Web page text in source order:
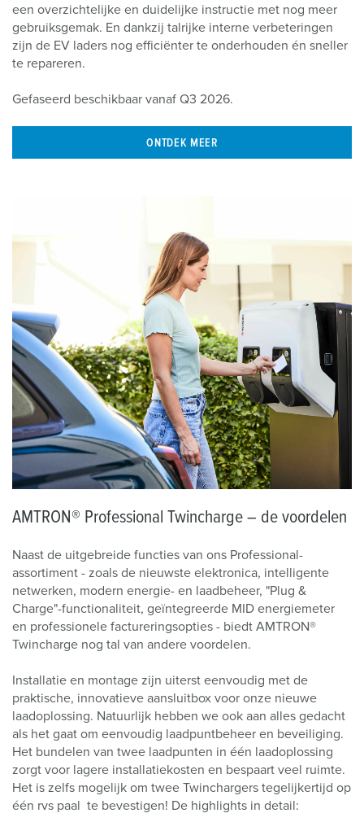
een overzichtelijke en duidelijke instructie met nog meer
gebruiksgemak. En dankzij talrijke interne verbeteringen
zijn de EV laders nog efficiënter te onderhouden én sneller
te repareren.
Gefaseerd beschikbaar vanaf Q3 2026.
ONTDEK MEER
AMTRON® Professional Twincharge – de voordelen
Naast de uitgebreide functies van ons Professional-
assortiment - zoals de nieuwste elektronica, intelligente
netwerken, modern energie- en laadbeheer, "Plug &
Charge"-functionaliteit, geïntegreerde MID energiemeter
en professionele factureringsopties - biedt AMTRON®
Twincharge nog tal van andere voordelen.
Installatie en montage zijn uiterst eenvoudig met de
praktische, innovatieve aansluitbox voor onze nieuwe
laadoplossing. Natuurlijk hebben we ook aan alles gedacht
als het gaat om eenvoudig laadpuntbeheer en beveiliging.
Het bundelen van twee laadpunten in één laadoplossing
zorgt voor lagere installatiekosten en bespaart veel ruimte.
Het is zelfs mogelijk om twee Twinchargers tegelijkertijd op
één rvs paal te bevestigen! De highlights in detail: